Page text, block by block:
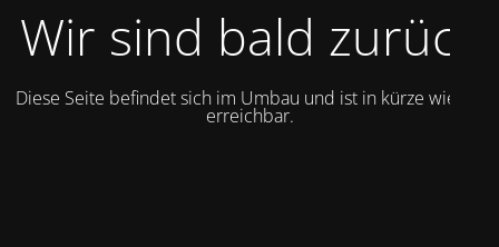
Wir sind bald zurück
Diese Seite befindet sich im Umbau und ist in kürze wieder
erreichbar.